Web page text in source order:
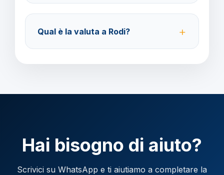
Acconto del 40% alla prenotazione, saldo 30 giorni
prima della partenza.
Qual è la valuta a Rodi?
Hai bisogno di aiuto?
Scrivici su WhatsApp e ti aiutiamo a completare la